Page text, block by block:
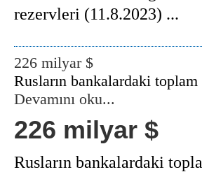
rezervleri (11.8.2023) ...
226 milyar $
Rusların bankalardaki
Devamını oku...
226 milyar $
Rusların bankalardaki